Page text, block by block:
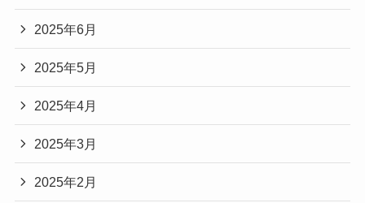
2025年6月
2025年5月
2025年4月
2025年3月
2025年2月